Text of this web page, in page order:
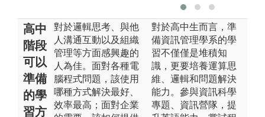
高中
階段
可以
準備
的學
習方
對於邏輯思考、與他
人溝通互動以及組織
管理等方面感興趣的
人為佳。面對各種電
腦程式問題，該使用
哪種方式解決最好、
效率最高；面對企業
對於高中生而言，準
備資訊管理學系的學
習不僅僅是堆積知
識，更要培養運算思
維、邏輯和問題解決
能力。參與資訊科學
專題、資訊營隊，提